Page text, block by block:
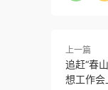
上一篇
追赶“春
想工作会